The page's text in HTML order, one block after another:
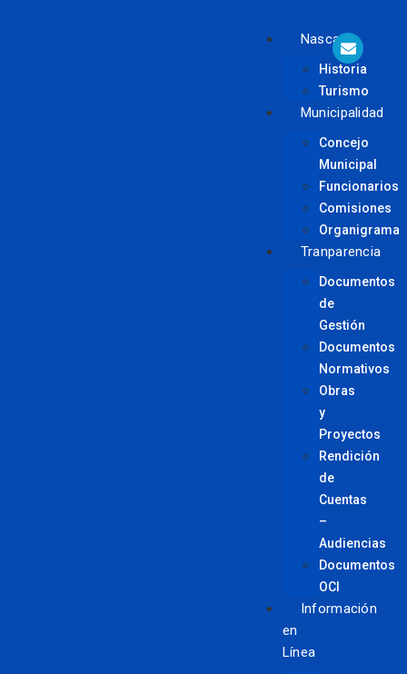
Nasca
Historia
Turismo
Municipalidad
Concejo
Municipal
Funcionarios
Comisiones
Organigrama
Tranparencia
Documentos
de
Gestión
Documentos
Normativos
Obras
y
Proyectos
Rendición
de
Cuentas
–
Audiencias
Documentos
OCI
Información
en
Línea